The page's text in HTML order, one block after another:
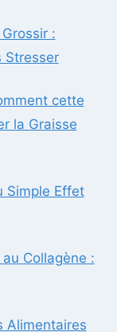
:
Stresser
cette
la Graisse
Simple Effet
Collagène :
Alimentaires